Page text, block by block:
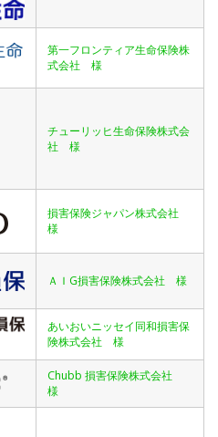
第一フロンティア生命保険株
式会社 様
チューリッヒ生命保険株式会
社 様
損害保険ジャパン株式会社
様
ＡＩG損害保険株式会社 様
あいおいニッセイ同和損害保
険株式会社 様
Chubb 損害保険株式会社
様